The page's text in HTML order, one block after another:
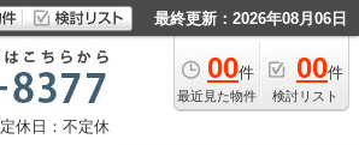
最終更新：2026年08月06日
00件
最近見た物件
00件
検討リスト
定休日：不定休